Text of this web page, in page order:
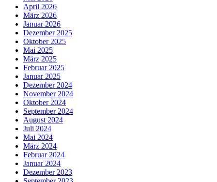
April 2026
März 2026
Januar 2026
Dezember 2025
Oktober 2025
Mai 2025
März 2025
Februar 2025
Januar 2025
Dezember 2024
November 2024
Oktober 2024
September 2024
August 2024
Juli 2024
Mai 2024
März 2024
Februar 2024
Januar 2024
Dezember 2023